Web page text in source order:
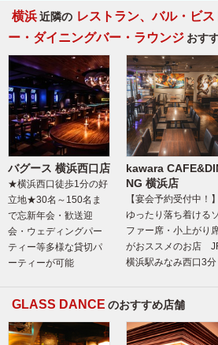
横浜近隣の レストラン、バル・ビ
ー・ダイニングバー・ラウンジ おす
バグース 横浜西口店
★横浜西口徒歩1分の好
立地★30名～150名ま
で忘新年会・歓送迎
会・ウェディングパー
ティー等多様な貸切パ
ーティーが可能
kawara
NG 横浜店
【宴会予約受付中！】
ゆったり落ち着ける
ファー席・小上がり
がおススメのお店
横浜駅みなみ西口3分
GLASS DANCE のおすすめ店舗